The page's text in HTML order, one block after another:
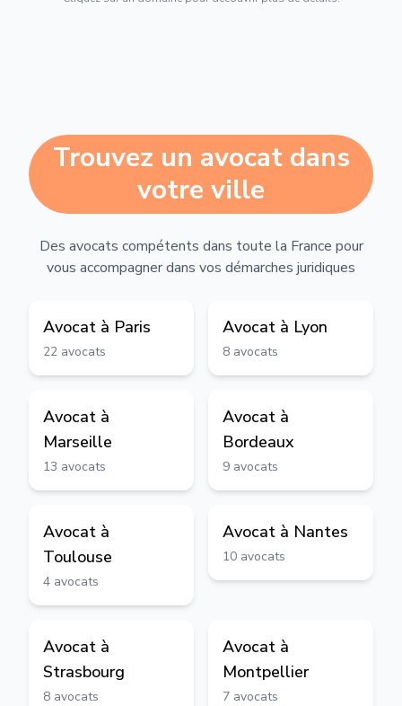
Trouvez un avocat dans
votre ville
Des avocats compétents dans toute la France pour
vous accompagner dans vos démarches juridiques
Avocat à Paris
22 avocats
Avocat à Lyon
8 avocats
Avocat à
Marseille
13 avocats
Avocat à
Bordeaux
9 avocats
Avocat à
Toulouse
4 avocats
Avocat à Nantes
10 avocats
Avocat à
Strasbourg
8 avocats
Avocat à
Montpellier
7 avocats